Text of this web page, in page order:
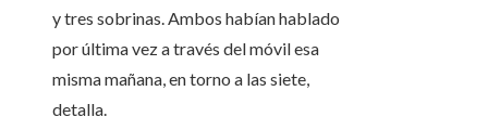
y tres sobrinas. Ambos habían hablado
por última vez a través del móvil esa
misma mañana, en torno a las siete,
detalla.